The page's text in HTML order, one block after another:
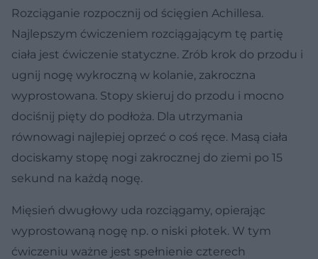
Rozciąganie rozpocznij od ścięgien Achillesa.
Najlepszym ćwiczeniem rozciągającym tę partię
ciała jest ćwiczenie statyczne. Zrób krok do przodu i
ugnij nogę wykroczną w kolanie, zakroczna
wyprostowana. Stopy skieruj do przodu i mocno
dociśnij pięty do podłoża. Dla utrzymania
równowagi najlepiej oprzeć o coś ręce. Masą ciała
dociskamy stopę nogi zakrocznej do ziemi po 15
sekund na każdą nogę.
Mięsień dwugłowy uda rozciągamy, opierając
wyprostowaną nogę np. o niski płotek. W tym
ćwiczeniu ważne jest spełnienie czterech